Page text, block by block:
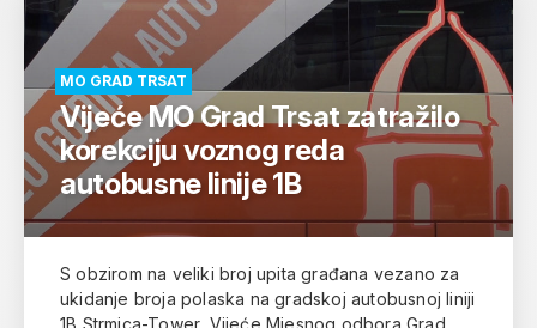
MO GRAD TRSAT
Vijeće MO Grad Trsat zatražilo
korekciju voznog reda
autobusne linije 1B
S obzirom na veliki broj upita građana vezano za
ukidanje broja polaska na gradskoj autobusnoj liniji
1B Strmica-Tower, Vijeće Mjesnog odbora Grad